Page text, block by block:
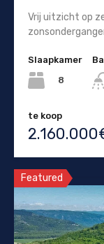
Vrij uitzicht op
Slaapkamer
8
te koop
Featured